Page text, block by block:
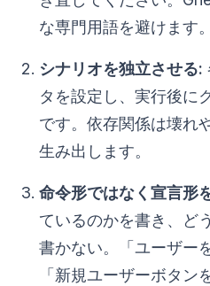
な専門用語を避けます。
シナリオを独立させる:
タを設定し、実行後に
です。依存関係は壊れ
生み出します。
命令形ではなく宣言形
ているのかを書き、ど
書かない。「ユーザー
「新規ユーザーボタン